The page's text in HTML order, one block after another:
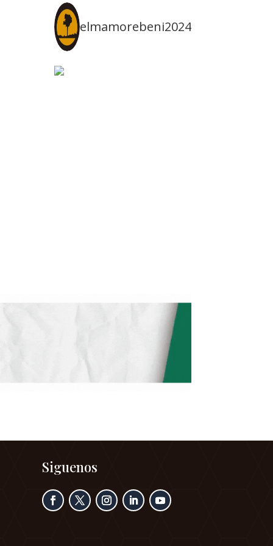
elmamorebeni2024
Siguenos